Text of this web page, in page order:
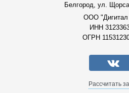
Белгород, ул.
ООО "Дигитал
ИНН
ОГРН
Рассчитать